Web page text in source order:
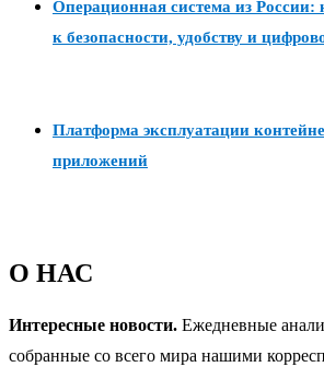
Операционная система из России:
к безопасности, удобству и
Платформа эксплуатации
приложений
О НАС
Интересные новости. Ежедневные
собранные со всего мира нашими